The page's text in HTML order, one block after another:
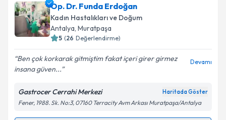
Takvim Talebini Gönder
Op. Dr. Eda Tunç Şimşekiçin randevu takvimi talebi
oluşturun. Size bu uzmandan randevu almanız için bir
takvim hazırlandığında e-posta ile bilgilendireceğiz.
Kişisel verilerimin işlenmesine ilişkin
Aydınlatma
Metni'ni okudum ve kişisel verilerimin belirtilen
kapsamda işlenmesini kabul ediyorum.
Op. Dr. Funda Erdoğan
Kadın Hastalıkları ve Doğum
Antalya, Muratpaşa
5 (26 Değerlendirme)
Ben çok korkarak gitmiştim fakat içeri girer girmez
insana güven...
Devamı
Gastrocer Cerrahi Merkezi Haritada Göster
Fener, 1988. Sk. No:3, 07160 Terracity Avm Arkası Muratpaşa/Antalya